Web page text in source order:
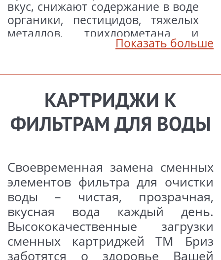
вкус, снижают содержание в воде
органики, пестицидов, тяжелых
металлов, трихлорметана и
других вредных веществ.
системы очистки воды «Бриз
картриджей, обеспечивающих
трехступенчатую очистку воды:
I ступень – фильтрующим
вспененный полипропилен с
плотностью волокон 5 мкм
(удаляет осадок, взвешенные
частички и механические
загрязнения);
II ступень - фильтрующим
веществом картриджа служит
Показать больше
КАРТРИДЖИ К
ФИЛЬТРАМ ДЛЯ ВОДЫ
Своевременная замена сменных
элементов фильтра для очистки
воды – чистая, прозрачная,
вкусная вода каждый день.
Высококачественные загрузки
сменных картриджей ТМ Бриз
заботятся о здоровье Вашей